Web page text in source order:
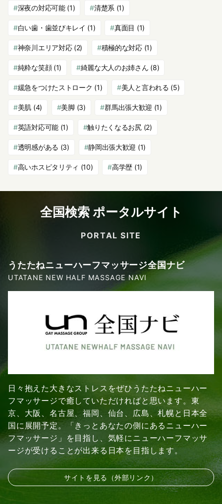
深夜の対応可能(1) 清楚系 (1)
白い歯・歯並びキレイ (1) 真面目 (1)
神奈川エリア対応(2) 積極的な対応(1)
純粋な笑顔(1) 綺麗な大人のお姉さん (8)
緩急をつけたストローク (1) 美人と言われる (5)
美肌 (4) 美脚 (3) 群馬出張大歓迎 (1)
英語対応可能(1) 触りたくなるお尻(2)
透明感がある (3) 静岡出張大歓迎 (1)
高いホスピタリティ (10) 高学歴 (1)
全国検索 ポータルサイト
PORTAL SITE
うたたねニューハーフマッサージ全国ナビ
UTATANE NEW HALF MASSAGE NAVI
日々抱えた大きなストレスをぜひうたたねニューハー
フマッサージで癒していただければと思います。東
京、大阪、名古屋、福岡、仙台、広島、札幌と日本全
国に展開予定。「きっとあなたの側にあるニューハー
フマッサージ」を目指し、気軽にニューハーフマッサ
ージが受けることが出来る日本を目指します。
サイトを見る（外部リンク）